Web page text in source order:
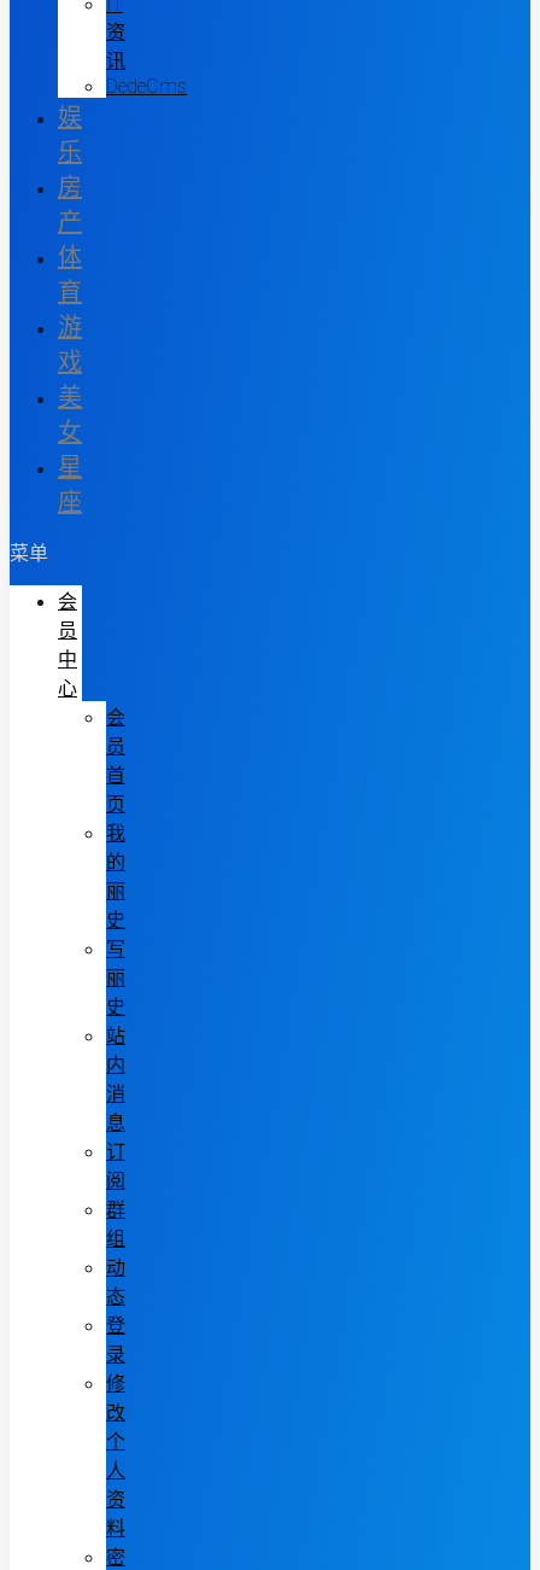
资
讯
DedeCms
娱
乐
房
产
体
育
游
戏
美
女
星
座
菜单
会
员
中
心
会
员
首
页
我
的
丽
史
写
丽
史
站
内
消
息
订
阅
群
组
动
态
登
录
修
改
个
人
资
料
密